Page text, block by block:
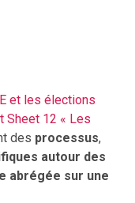
et les élections
Sheet 12 « Les
des processus,
autour des
abrégée sur une